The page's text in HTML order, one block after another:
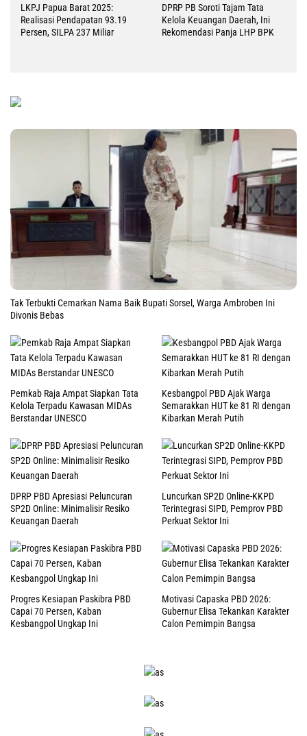
LKPJ Papua Barat 2025:
Realisasi Pendapatan 93.19
Persen, SILPA 237 Miliar
DPRP PB Soroti Tajam Tata
Kelola Keuangan Daerah, Ini
Rekomendasi Panja LHP BPK
Tak Terbukti Cemarkan Nama Baik Bupati Sorsel, Warga Ambroben Ini
Divonis Bebas
Pemkab Raja Ampat Siapkan Tata
Kelola Terpadu Kawasan MIDAs
Berstandar UNESCO
Kesbangpol PBD Ajak Warga
Semarakkan HUT ke 81 RI dengan
Kibarkan Merah Putih
DPRP PBD Apresiasi Peluncuran
SP2D Online: Minimalisir Resiko
Keuangan Daerah
Luncurkan SP2D Online-KKPD
Terintegrasi SIPD, Pemprov PBD
Perkuat Sektor Ini
Progres Kesiapan Paskibra PBD
Capai 70 Persen, Kaban
Kesbangpol Ungkap Ini
Motivasi Capaska PBD 2026:
Gubernur Elisa Tekankan Karakter
Calon Pemimpin Bangsa